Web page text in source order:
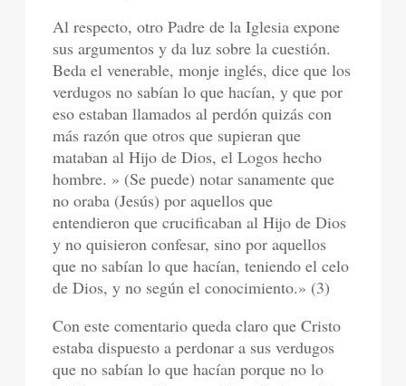
Al respecto, otro Padre de la Iglesia expone
sus argumentos y da luz sobre la cuestión.
Beda el venerable, monje inglés, dice que los
verdugos no sabían lo que hacían, y que por
eso estaban llamados al perdón quizás con
más razón que otros que supieran que
mataban al Hijo de Dios, el Logos hecho
hombre. » (Se puede) notar sanamente que
no oraba (Jesús) por aquellos que
entendieron que crucificaban al Hijo de Dios
y no quisieron confesar, sino por aquellos
que no sabían lo que hacían, teniendo el celo
de Dios, y no según el conocimiento.» (3)
Con este comentario queda claro que Cristo
estaba dispuesto a perdonar a sus verdugos
que no sabían lo que hacían porque no lo